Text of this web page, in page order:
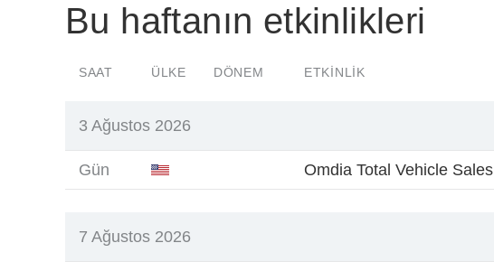
Bu haftanın etkinlikleri
SAAT ÜLKE DÖNEM ETKINLIK
3 Ağustos 2026
Gün Omdia Total Vehicle Sales
7 Ağustos 2026